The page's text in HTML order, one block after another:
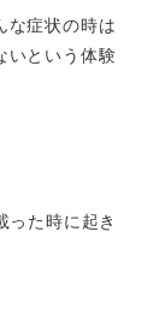
症状の時は
いという体験
った時に起き